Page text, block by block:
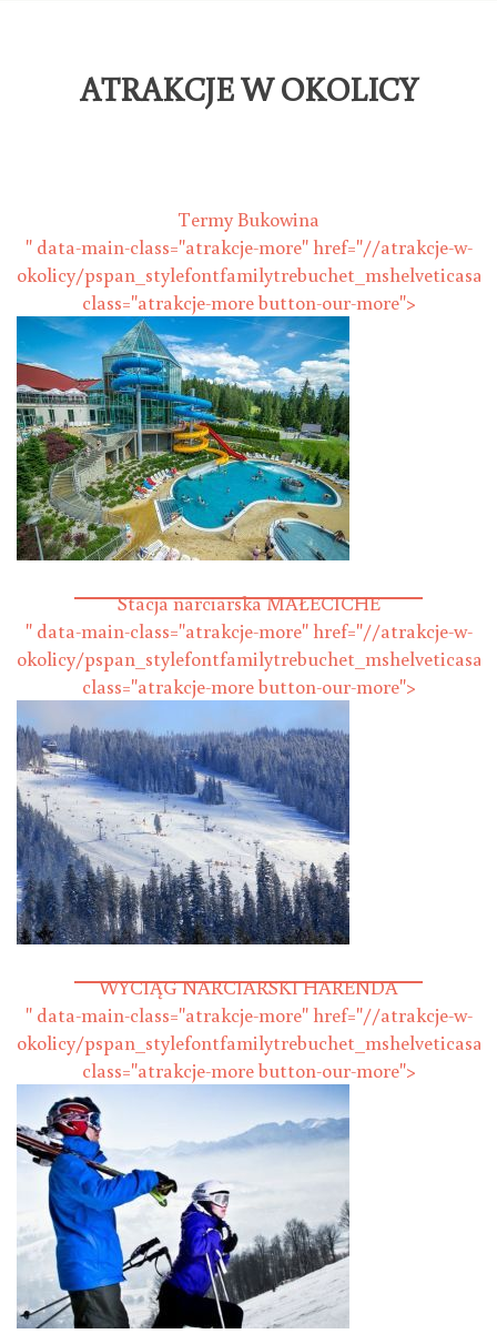
ATRAKCJE W OKOLICY
Termy Bukowina
" data-main-class="atrakcje-more" href="//atrakcje-w-
okolicy/
class="atrakcje-more button-our-more">
Stacja narciarska MAŁECICHE
" data-main-class="atrakcje-more" href="//atrakcje-w-
okolicy/
class="atrakcje-more button-our-more">
WYCIĄG NARCIARSKI HARENDA
" data-main-class="atrakcje-more" href="//atrakcje-w-
okolicy/
class="atrakcje-more button-our-more">